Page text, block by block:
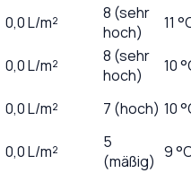
0,0L/m²
8 (sehr
hoch)
11
0,0L/m²
8 (sehr
hoch)
10
0,0L/m² 7 (hoch) 10
0,0L/m²
5
(mäßig) 9